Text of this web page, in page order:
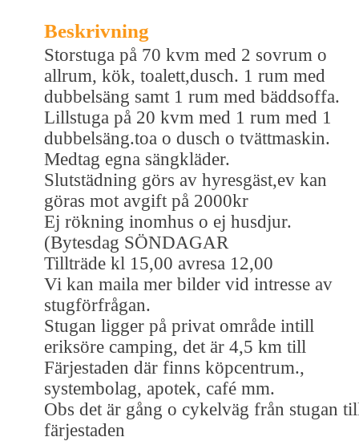
Beskrivning
Storstuga på 70 kvm med 2 sovrum o
allrum, kök, toalett,dusch. 1 rum med
dubbelsäng samt 1 rum med bäddsoffa.
Lillstuga på 20 kvm med 1 rum med 1
dubbelsäng.toa o dusch o tvättmaskin.
Medtag egna sängkläder.
Slutstädning görs av hyresgäst,ev kan
göras mot avgift på 2000kr
Ej rökning inomhus o ej husdjur.
(Bytesdag SÖNDAGAR
Tillträde kl 15,00 avresa 12,00
Vi kan maila mer bilder vid intresse av
stugförfrågan.
Stugan ligger på privat område intill
eriksöre camping, det är 4,5 km till
Färjestaden där finns köpcentrum.,
systembolag, apotek, café mm.
Obs det är gång o cykelväg från stugan
färjestaden